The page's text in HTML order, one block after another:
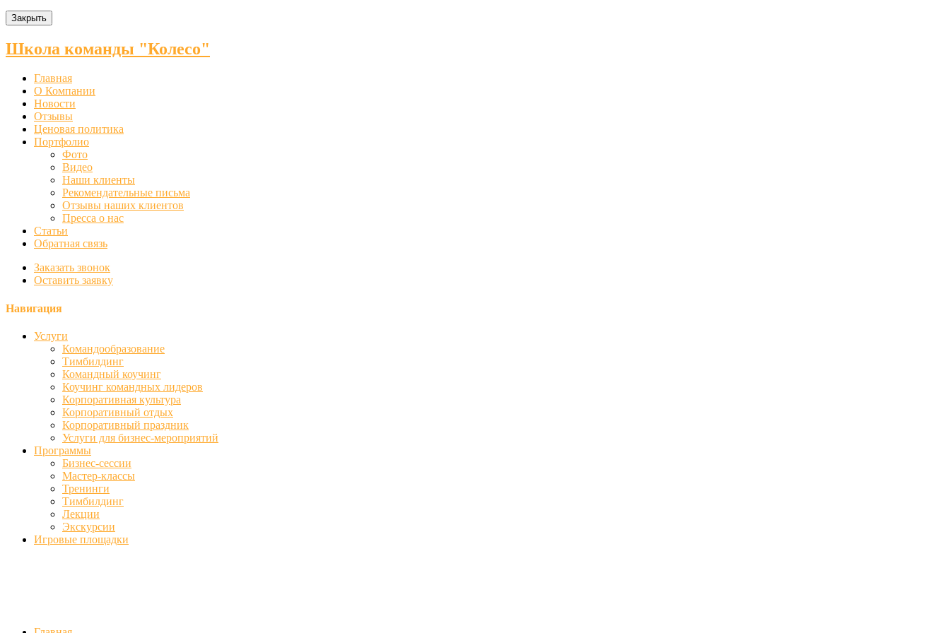
Закрыть
Школа команды "Колесо"
Главная
О Компании
Новости
Отзывы
Ценовая политика
Портфолио
Фото
Видео
Наши клиенты
Рекомендательные письма
Отзывы наших клиентов
Пресса о нас
Статьи
Обратная связь
Заказать звонок
Оставить заявку
Навигация
Услуги
Командообразование
Тимбилдинг
Командный коучинг
Коучинг командных лидеров
Корпоративная культура
Корпоративный отдых
Корпоративный праздник
Услуги для бизнес-мероприятий
Программы
Бизнес-сессии
Мастер-классы
Тренинги
Тимбилдинг
Лекции
Экскурсии
Игровые площадки